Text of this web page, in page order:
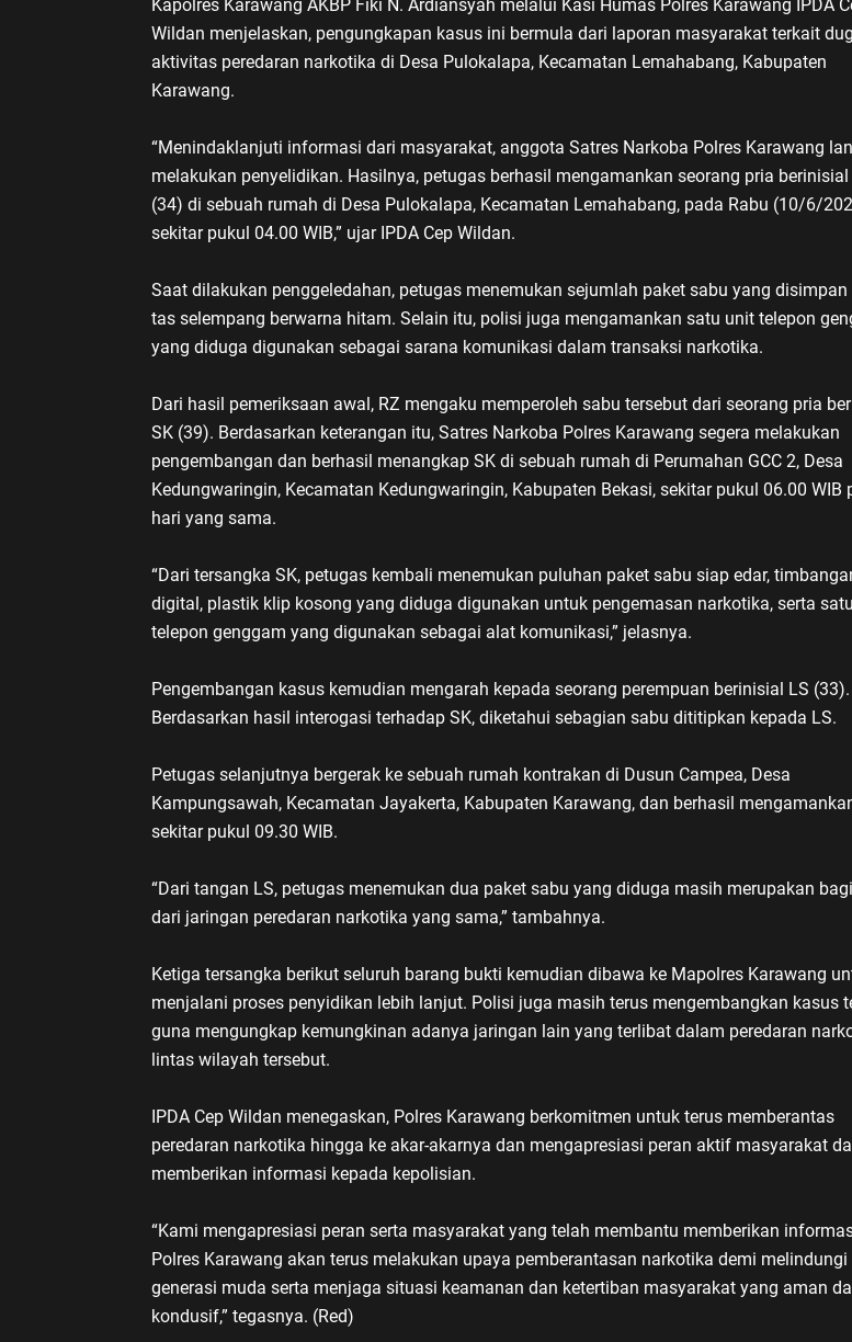
Kapolres Karawang AKBP Fiki N. Ardiansyah melalui Kasi Humas Polres Karawang IPDA
Wildan menjelaskan, pengungkapan kasus ini bermula dari laporan masyarakat terkait
aktivitas peredaran narkotika di Desa Pulokalapa, Kecamatan Lemahabang, Kabupaten
Karawang.
“Menindaklanjuti informasi dari masyarakat, anggota Satres Narkoba Polres Karawang
melakukan penyelidikan. Hasilnya, petugas berhasil mengamankan seorang pria berinisial
(34) di sebuah rumah di Desa Pulokalapa, Kecamatan Lemahabang, pada Rabu (10/6/
sekitar pukul 04.00 WIB,” ujar IPDA Cep Wildan.
Saat dilakukan penggeledahan, petugas menemukan sejumlah paket sabu yang
tas selempang berwarna hitam. Selain itu, polisi juga mengamankan satu unit telepon
yang diduga digunakan sebagai sarana komunikasi dalam transaksi narkotika.
Dari hasil pemeriksaan awal, RZ mengaku memperoleh sabu tersebut dari seorang pria
SK (39). Berdasarkan keterangan itu, Satres Narkoba Polres Karawang segera melakukan
pengembangan dan berhasil menangkap SK di sebuah rumah di Perumahan GCC 2, Desa
Kedungwaringin, Kecamatan Kedungwaringin, Kabupaten Bekasi, sekitar pukul 06.00 WIB
hari yang sama.
“Dari tersangka SK, petugas kembali menemukan puluhan paket sabu siap edar,
digital, plastik klip kosong yang diduga digunakan untuk pengemasan narkotika, serta
telepon genggam yang digunakan sebagai alat komunikasi,” jelasnya.
Pengembangan kasus kemudian mengarah kepada seorang perempuan berinisial LS (33).
Berdasarkan hasil interogasi terhadap SK, diketahui sebagian sabu dititipkan kepada LS.
Petugas selanjutnya bergerak ke sebuah rumah kontrakan di Dusun Campea, Desa
Kampungsawah, Kecamatan Jayakerta, Kabupaten Karawang, dan berhasil
sekitar pukul 09.30 WIB.
“Dari tangan LS, petugas menemukan dua paket sabu yang diduga masih merupakan
dari jaringan peredaran narkotika yang sama,” tambahnya.
Ketiga tersangka berikut seluruh barang bukti kemudian dibawa ke Mapolres Karawang
menjalani proses penyidikan lebih lanjut. Polisi juga masih terus mengembangkan kasus
guna mengungkap kemungkinan adanya jaringan lain yang terlibat dalam peredaran
lintas wilayah tersebut.
IPDA Cep Wildan menegaskan, Polres Karawang berkomitmen untuk terus memberantas
peredaran narkotika hingga ke akar-akarnya dan mengapresiasi peran aktif masyarakat
memberikan informasi kepada kepolisian.
“Kami mengapresiasi peran serta masyarakat yang telah membantu memberikan
Polres Karawang akan terus melakukan upaya pemberantasan narkotika demi melindungi
generasi muda serta menjaga situasi keamanan dan ketertiban masyarakat yang aman
kondusif,” tegasnya. (Red)